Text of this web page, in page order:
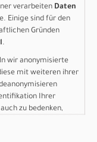
grips
modes
rails
1.5S, Travel
L size
max Torque, EU:
verarbeiten Daten
Einige sind für den
Gründen
.
wir anonymisierte
mit weiteren ihrer
Ihrer
zu bedenken,